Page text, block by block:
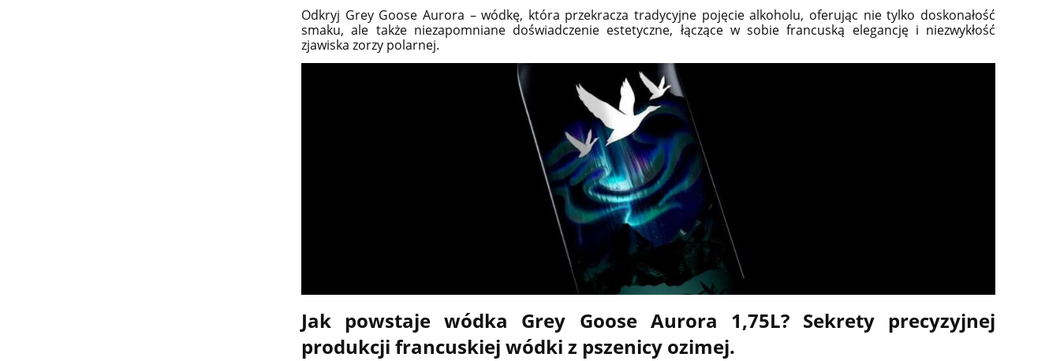
Odkryj Grey Goose Aurora – wódkę, która przekracza tradycyjne pojęcie alkoholu, oferując nie tylko doskonałość
smaku, ale także niezapomniane doświadczenie estetyczne, łączące w sobie francuską elegancję i niezwykłość
zjawiska zorzy polarnej.
Jak powstaje wódka Grey Goose Aurora 1,75L? Sekrety precyzyjnej
produkcji francuskiej wódki z pszenicy ozimej.